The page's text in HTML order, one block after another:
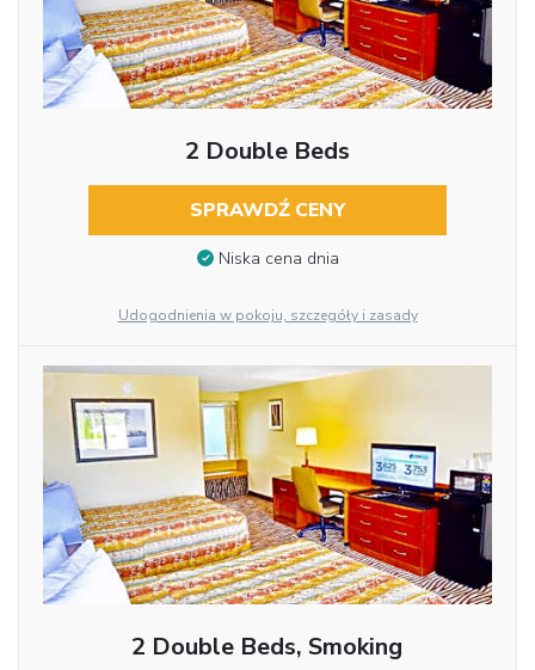
2 Double Beds
SPRAWDŹ CENY
Niska cena dnia
Udogodnienia w pokoju, szczegóły i zasady
2 Double Beds, Smoking